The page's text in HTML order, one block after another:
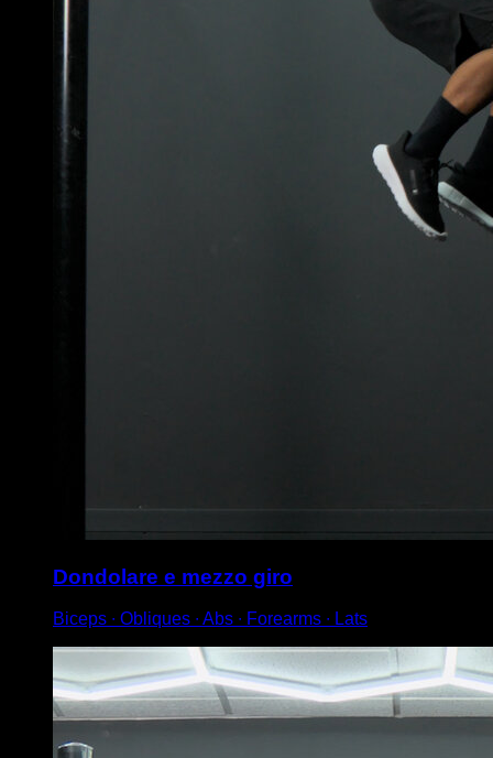
Dondolare e mezzo giro
Biceps ∙ Obliques ∙ Abs ∙ Forearms ∙ Lats